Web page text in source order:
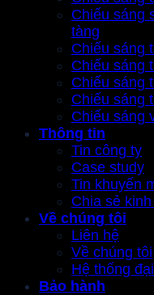
Chiếu sáng
tàng
Chiếu sáng
Chiếu sáng
Chiếu sáng
Chiếu sáng
Chiếu sáng
Thông tin
Tin công ty
Case study
Tin khuyến
Chia sẻ
Về chúng tôi
Liên hệ
Về chúng tôi
Hệ thống
Bảo hành